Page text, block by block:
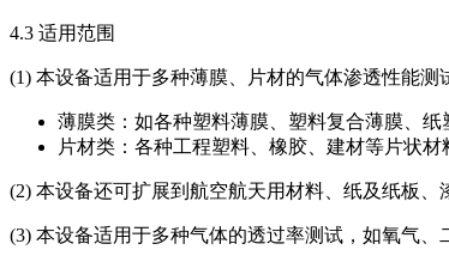
4.3 适用范围
(1) 本设备适用于多种薄膜、片材的气体渗透性能测
薄膜类：如各种塑料薄膜、塑料复合薄膜、
片材类：各种工程塑料、橡胶、建材等片状材
(2) 本设备还可扩展到航空航天用材料、纸及纸板
(3) 本设备适用于多种气体的透过率测试，如氧气、